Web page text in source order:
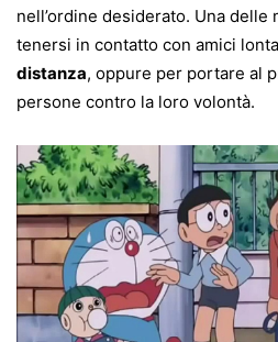
nell’ordine desiderato. Una
tenersi in contatto con amici
distanza, oppure per portare al
persone contro la loro volontà.